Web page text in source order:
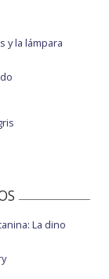
y la lámpara
La dino